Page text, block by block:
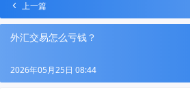
上一篇
外汇交易怎么亏钱？
2026年05月25日 08:44